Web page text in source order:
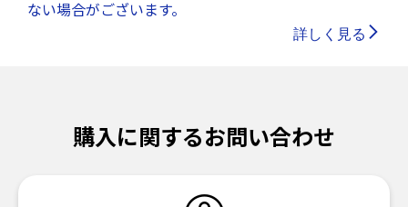
ない場合がございます。
詳しく見る
購入に関するお問い合わせ